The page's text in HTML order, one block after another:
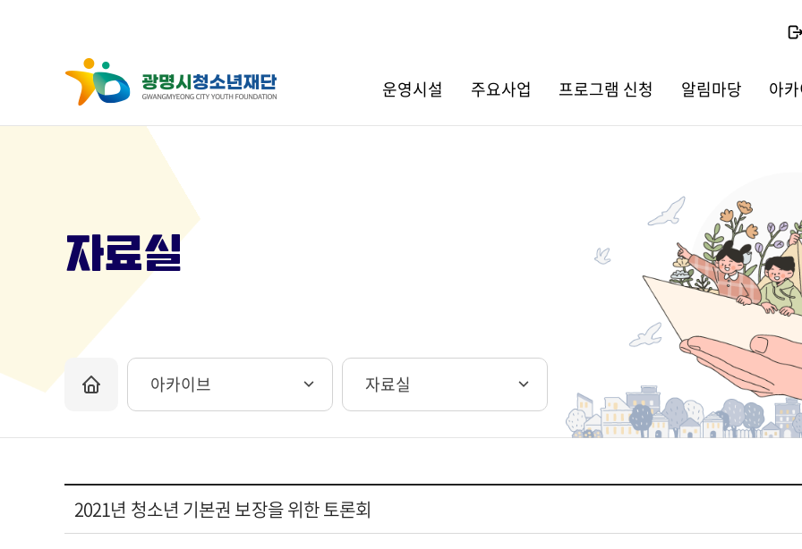
운영시설 주요사업 프로그램 신청 알림마당 아
자료실
아카이브 자료실
2021년 청소년 기본권 보장을 위한 토론회